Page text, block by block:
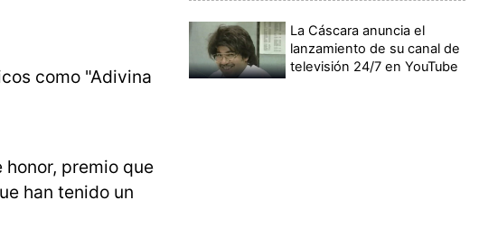
como "Adivina
premio que
han tenido un
La Cáscara anuncia el
lanzamiento de su canal de
televisión 24/7 en YouTube